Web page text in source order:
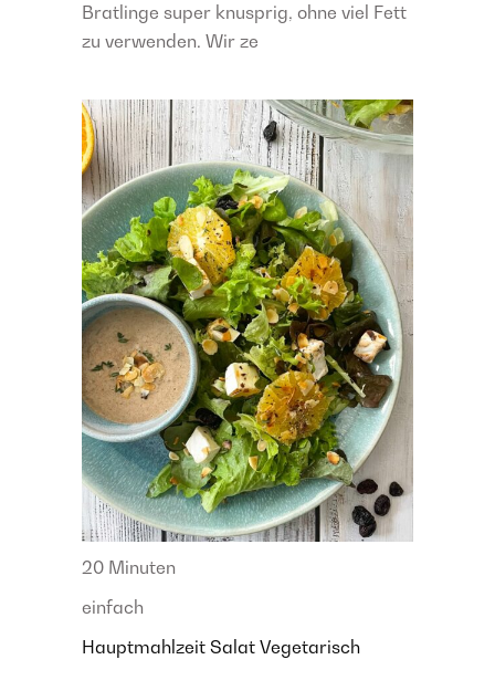
Bratlinge super knusprig, ohne viel Fett
zu verwenden. Wir ze
20 Minuten
einfach
Hauptmahlzeit Salat Vegetarisch